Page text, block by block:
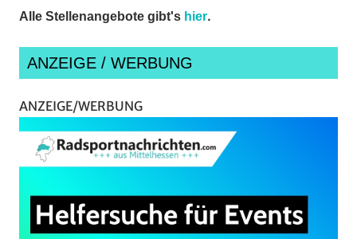
Alle Stellenangebote gibt's hier.
ANZEIGE / WERBUNG
ANZEIGE/WERBUNG